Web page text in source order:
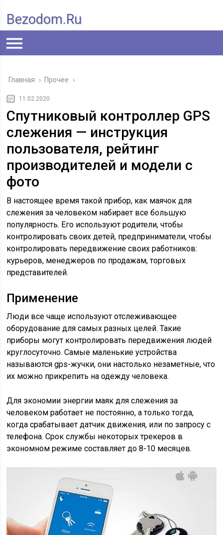
Bezodom.ru
Главная › Прочее ›
11.02.2020
Спутниковый контроллер GPS
слежения — инструкция
пользователя, рейтинг
производителей и модели с
фото
В настоящее время такой прибор, как маячок для
слежения за человеком набирает все большую
популярность. Его используют родители, чтобы
контролировать своих детей, предприниматели, чтобы
контролировать передвижение своих работников:
курьеров, менеджеров по продажам, торговых
представителей.
Применение
Люди все чаще используют отслеживающее
оборудование для самых разных целей. Такие
приборы могут контролировать передвижения людей
круглосуточно. Самые маленькие устройства
называются gps-жучки, они настолько незаметные, что
их можно прикрепить на одежду человека.
Для экономии энергии маяк для слежения за
человеком работает не постоянно, а только тогда,
когда срабатывает датчик движения, или по запросу с
телефона. Срок службы некоторых трекеров в
экономном режиме составляет до 8-10 месяцев.